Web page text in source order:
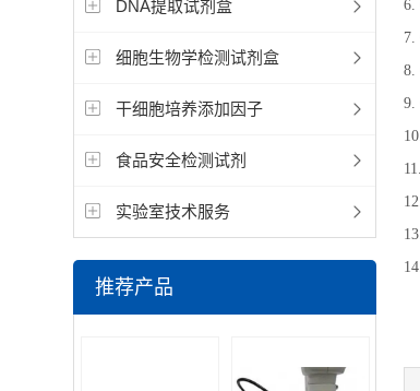
DNA提取试剂盒
细胞生物学检测试剂盒
干细胞培养添加因子
食品安全检测试剂
实验室技术服务
推荐产品
6.
7.
8.
9.